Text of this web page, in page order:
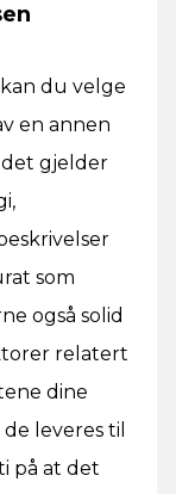
du velge
en annen
gjelder
som
også solid
relatert
dine
leveres til
på at det